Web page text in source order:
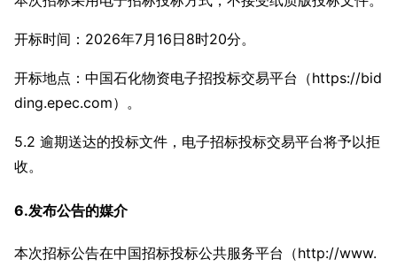
开标时间：2026年7月16日8时20分。
开标地点：中国石化物资电子招投标交易平台（https://bid
ding.epec.com）。
5.2 逾期送达的投标文件，电子招标投标交易平台将予以拒
收。
6.发布公告的媒介
本次招标公告在中国招标投标公共服务平台（http://www.